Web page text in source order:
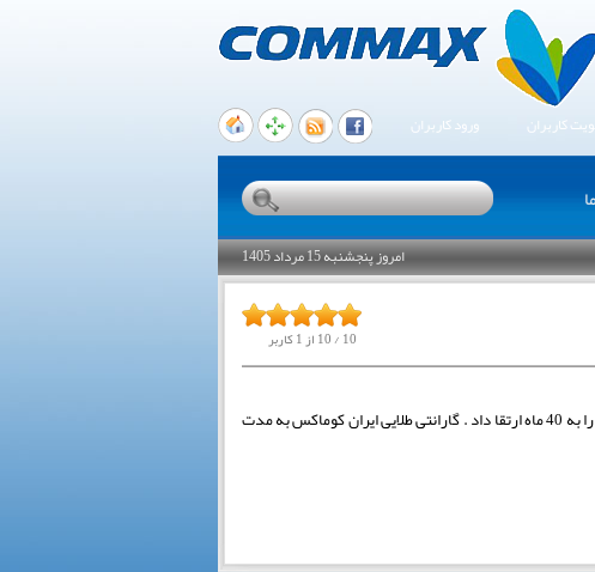
ورود کاربران کاربران
امروز پنجشنبه 15 مرداد 1405
10/10 از1کاربر
ایران کوماکس در راستای جلب رضایت شما و تاکیدی بر کیفیت و مطمئن بودن محصولات کوماکس کره مدت ضمانت 24 ماهه ی خود را به 40 ماه ارتقا داد . گارانتی طلایی ایران کوماکس به مدت